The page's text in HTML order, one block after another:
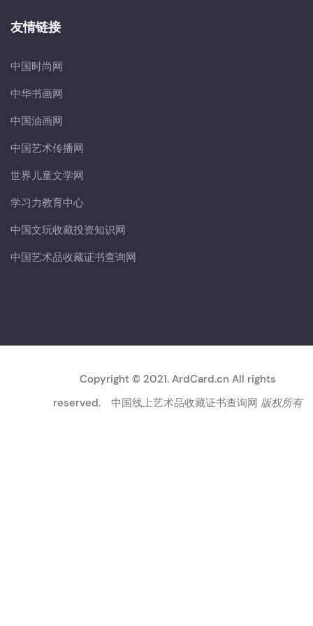
友情链接
中国时尚网
中华书画网
中国油画网
中国艺术传播网
世界儿童文学网
学习力教育中心
中国文玩收藏投资知识网
中国艺术品收藏证书查询网
Copyright © 2021. ArdCard.cn All rights
reserved. 中国线上艺术品收藏证书查询网 版权所有